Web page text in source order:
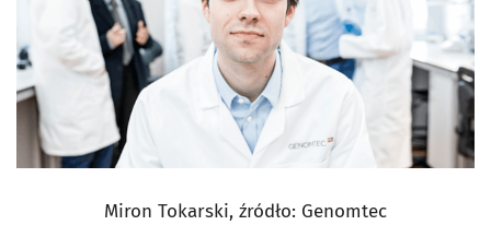
Miron Tokarski, źródło: Genomtec